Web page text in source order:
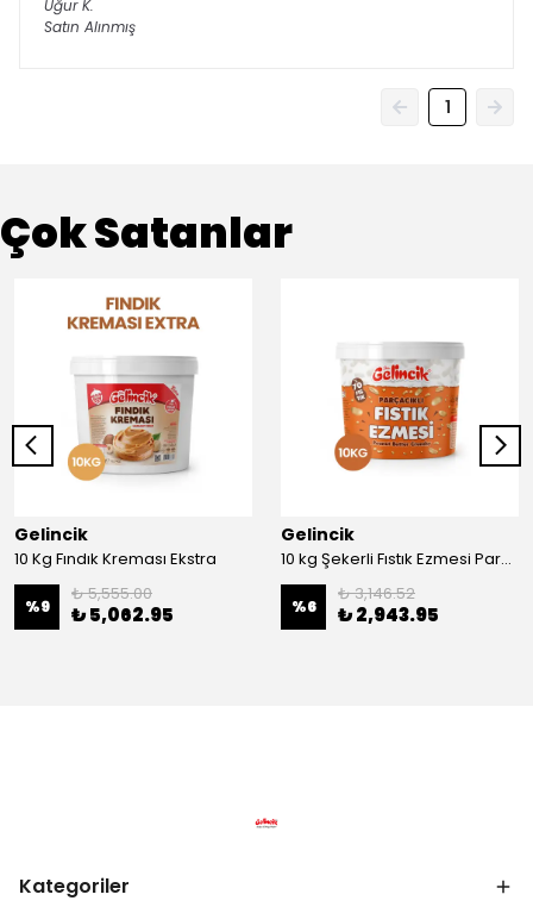
Uğur K.
Satın Alınmış
1
Çok Satanlar
Gelincik
10 Kg Fındık Kreması Ekstra
%9
₺ 5,555.00
₺ 5,062.95
Gelincik
10 kg Şekerli Fıstık Ezmesi Parçacıklı
%6
₺ 3,146.52
₺ 2,943.95
Kategoriler